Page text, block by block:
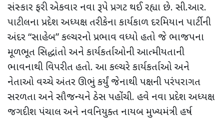
સંસ્કાર ફરી એકવાર નવા રૂપે પ્રગટ થઈ રહ્યા છે. સી.આર.
પાટીલના પ્રદેશ અધ્યક્ષ તરીકેના કાર્યકાળ દરમિયાન પાર્ટીની
અંદર “સાહેબ” કલ્ચરનો પ્રભાવ વધ્યો હતો જે ભાજપના
મૂળભૂત સિદ્ધાંતો અને કાર્યકર્તાઓની આત્મીયતાની
ભાવનાથી વિપરીત હતો. આ કલ્ચરે કાર્યકર્તાઓ અને
નેતાઓ વચ્ચે અંતર ઊભું કર્યું જેનાથી પક્ષની પરંપરાગત
સરળતા અને સૌજન્યને ઠેસ પહોંચી. હવે નવા પ્રદેશ અધ્યક્ષ
જગદીશ પંચાલ અને નવનિયુક્ત નાયબ મુખ્યમંત્રી હર્ષ